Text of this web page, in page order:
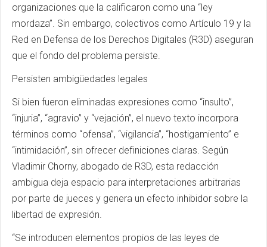
organizaciones que la calificaron como una “ley
mordaza”. Sin embargo, colectivos como Artículo 19 y la
Red en Defensa de los Derechos Digitales (R3D) aseguran
que el fondo del problema persiste.
Persisten ambigüedades legales
Si bien fueron eliminadas expresiones como “insulto”,
“injuria”, “agravio” y “vejación”, el nuevo texto incorpora
términos como “ofensa”, “vigilancia”, “hostigamiento” e
“intimidación”, sin ofrecer definiciones claras. Según
Vladimir Chorny, abogado de R3D, esta redacción
ambigua deja espacio para interpretaciones arbitrarias
por parte de jueces y genera un efecto inhibidor sobre la
libertad de expresión.
“Se introducen elementos propios de las leyes de